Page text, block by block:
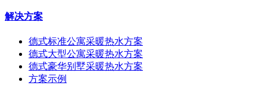
解决方案
德式标准公寓采暖热水方案
德式大型公寓采暖热水方案
德式豪华别墅采暖热水方案
方案示例